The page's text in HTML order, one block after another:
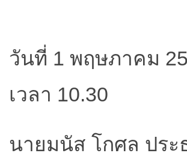
วันที่ 1 พฤษภาคม
เวลา 10.30
นายมนัส โกศล ประ